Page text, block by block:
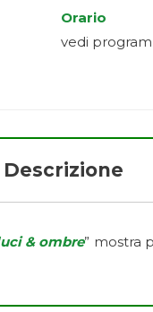
Orario
vedi
Descrizione
& ombre” mostra